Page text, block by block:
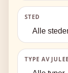
STED
TYPE AV